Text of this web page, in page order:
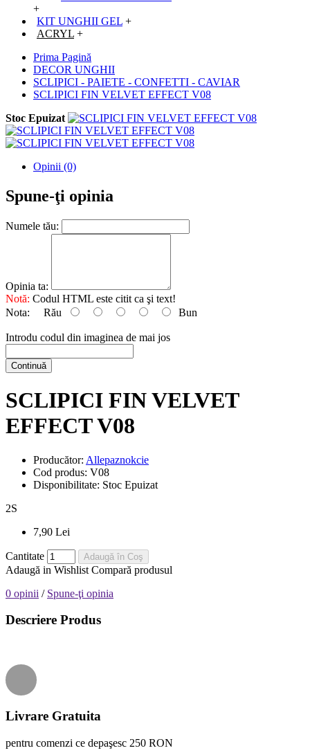
+
KIT UNGHII GEL +
ACRYL +
Prima Pagină
DECOR UNGHII
SCLIPICI - PAIETE - CONFETTI - CAVIAR
SCLIPICI FIN VELVET EFFECT V08
Stoc Epuizat
Opinii (0)
Spune-ţi opinia
Numele tău:
Opinia ta:
Notă: Codul HTML este citit ca şi text!
Nota: Rău Bun
Introdu codul din imaginea de mai jos
Continuă
SCLIPICI FIN VELVET
EFFECT V08
Producător: Allepaznokcie
Cod produs: V08
Disponibilitate: Stoc Epuizat
2S
7,90 Lei
Cantitate Adaugă în Coş
Adaugă in Wishlist Compară produsul
0 opinii / Spune-ţi opinia
Descriere Produs
Livrare Gratuita
pentru comenzi ce depaşesc 250 RON